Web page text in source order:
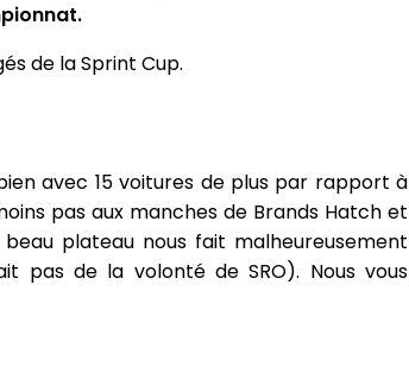
de la Sprint Cup.
avec 15 voitures de plus par rapport à
pas aux manches de Brands Hatch et
plateau nous fait malheureusement
pas de la volonté de SRO). Nous vous